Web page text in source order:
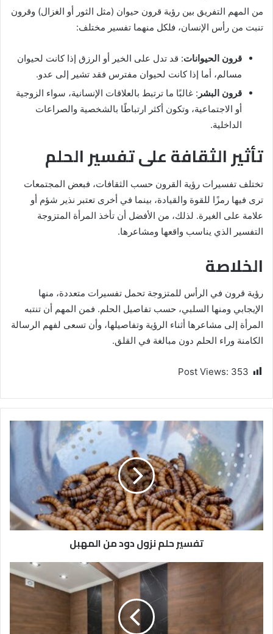
من المهم التفريق بين رؤية قرون حيوان (مثل الثور أو الغزال) وقرون
تنبت من رأس الإنسان، فلكل منهما تفسير مختلف:
قرون الحيوانات: قد تدل على الخير أو الرزق إذا كانت لحيوان
مسالم، أما إذا كانت لحيوان مفترس فقد تشير إلى عدو.
قرون البشر : غالبًا ما ترتبط بالعلاقات الإنسانية، سواء الزوجية
أو الاجتماعية، وتكون أكثر ارتباطًا بالشخصية والصراعات
الداخلية.
تأثير الثقافة على تفسير الحلم
تختلف تفسيرات رؤية القرون حسب الثقافات، فبعض المجتمعات
ترى فيها رمزًا للقوة والقيادة، بينما في أخرى تعتبر نذير شؤم أو
علامة على الغيرة. لذلك، من الأفضل أن تأخذ المرأة المتزوجة
التفسير الذي يناسب واقعها ومشاعرها.
الخلاصة
رؤية قرون في الرأس للمتزوجة تحمل تفسيرات متعددة، منها
الإيجابي ومنها السلبي، حسب تفاصيل الحلم. فمن المهم أن تنتبه
المرأة إلى مشاعرها أثناء الرؤية وتفاصيلها، وأن تسعى لفهم الرسالة
الكامنة وراء الحلم دون مبالغة في القلق.
Post Views: 353
تفسير حلم نزول دود من المهبل